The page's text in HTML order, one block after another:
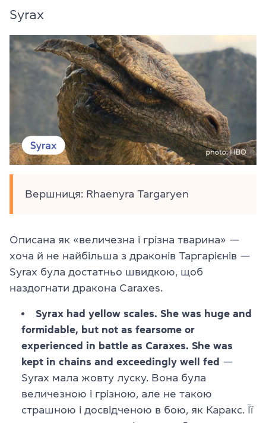
Syrax
Вершниця: Rhaenyra Targaryen
Описана як «величезна і грізна тварина» —
хоча й не найбільша з драконів Таргарієнів —
Syrax була достатньо швидкою, щоб
наздогнати дракона Caraxes.
Syrax had yellow scales. She was huge and
formidable, but not as fearsome or
experienced in battle as Caraxes. She was
kept in chains and exceedingly well fed —
Syrax мала жовту луску. Вона була
величезною і грізною, але не такою
страшною і досвідченою в бою, як Каракс. Її